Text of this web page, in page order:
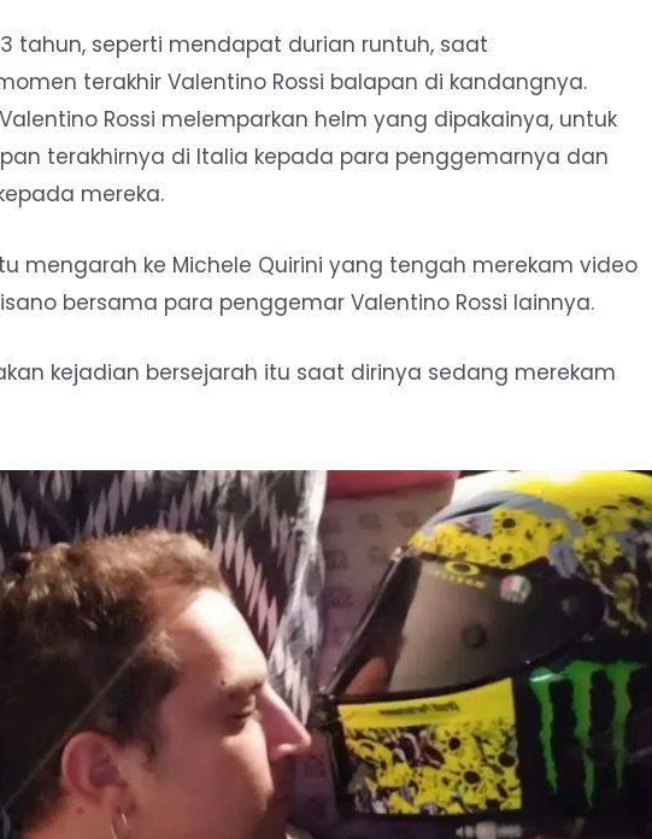
tahun, seperti mendapat durian runtuh, saat
terakhir Valentino Rossi balapan di kandangnya.
Rossi melemparkan helm yang dipakainya, untuk
terakhirnya di Italia kepada para penggemarnya dan
mereka.
mengarah ke Michele Quirini yang tengah merekam video
bersama para penggemar Valentino Rossi lainnya.
kejadian bersejarah itu saat dirinya sedang merekam